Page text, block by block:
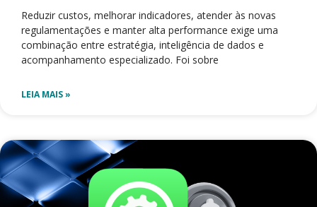
Reduzir custos, melhorar indicadores, atender às novas
regulamentações e manter alta performance exige uma
combinação entre estratégia, inteligência de dados e
acompanhamento especializado. Foi sobre
LEIA MAIS »